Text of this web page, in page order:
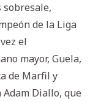
sobresale,
de la Liga
el
mayor, Guela,
de Marfil y
Diallo, que